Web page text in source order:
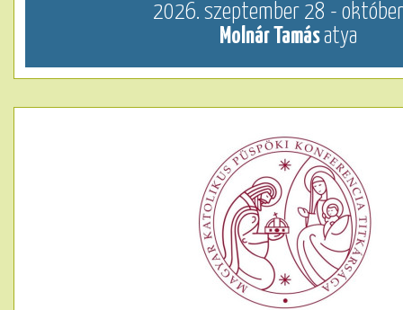
2026. szeptember 28 -
Molnár Tamásatya